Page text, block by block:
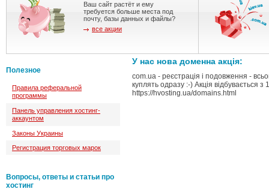
У нас нова доменна акція:
com.ua - реєстрація і подовження -
куплять одразу :-) Акція
https://hvosting.ua/domains.html
Ваш сайт растёт и ему
требуется больше места под
почту, базы данных и файлы?
все акции
Полезное
Правила реферальной
программы
Панель управления хостинг-
аккаунтом
Законы Украины
Регистрация торговых марок
Вопросы, ответы и статьи про
хостинг